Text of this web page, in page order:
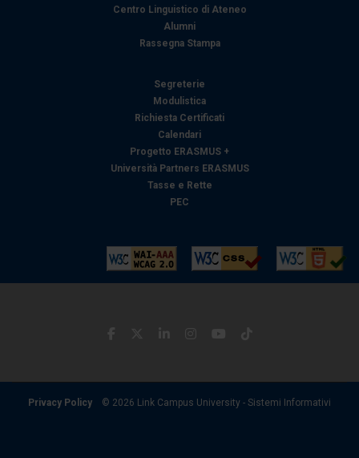
Centro Linguistico di Ateneo
Alumni
Rassegna Stampa
Segreterie
Modulistica
Richiesta Certificati
Calendari
Progetto ERASMUS +
Università Partners ERASMUS
Tasse e Rette
PEC
Privacy Policy © 2026 Link Campus University - Sistemi Informativi